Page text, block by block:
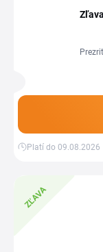
Zľava
Platí do 09.08.2026
ZĽAVA